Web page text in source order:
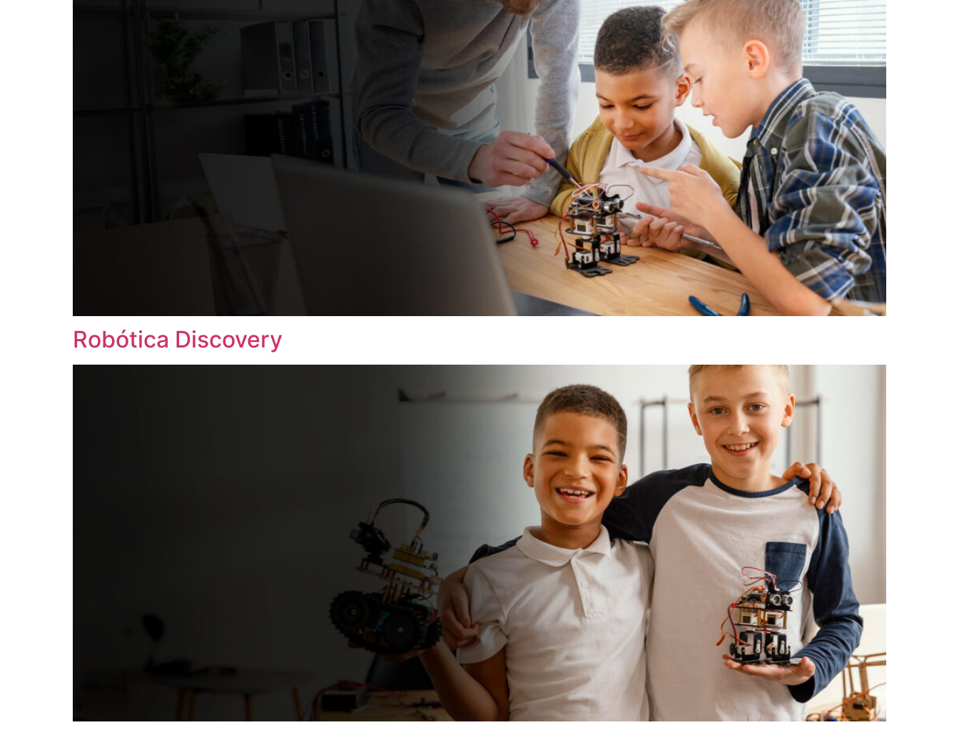
Robótica Discovery